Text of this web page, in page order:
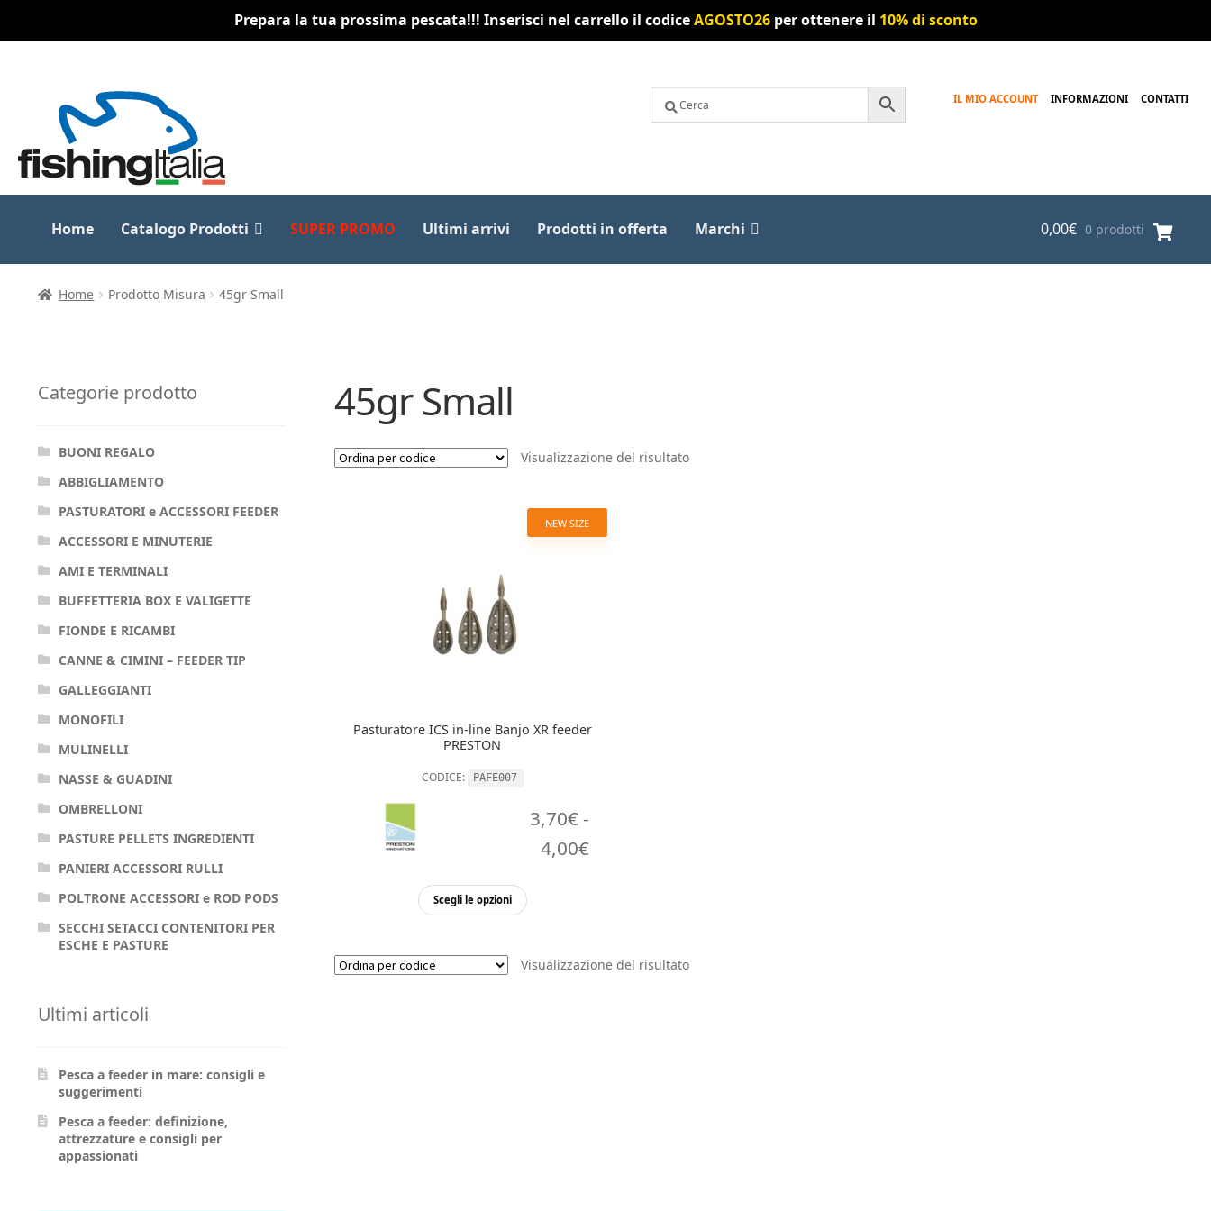
Prepara la tua prossima pescata!!! Inserisci nel carrello il codiceAGOSTO26per ottenere il 10% di sconto
navigazione
contenuto
IL MIO ACCOUNT INFORMAZIONI CONTATTI
Home Catalogo Prodotti SUPER PROMO Ultimi arrivi Prodotti in offerta Marchi 0,00€ 0 prodotti
Home Prodotto Misura 45gr Small
45gr Small
Visualizzazione del risultato
NEW SIZE
Pasturatore ICS in-line Banjo XR feeder
PRESTON
CODICE: PAFE007
3,70€-
4,00€Fascia
3,70€
Scegli le opzioni
Questo
varianti.
Visualizzazione del risultato
Categorie prodotto
BUONI REGALO
ABBIGLIAMENTO
PASTURATORI e ACCESSORI FEEDER
ACCESSORI E MINUTERIE
AMI E TERMINALI
BUFFETTERIA BOX E VALIGETTE
FIONDE E RICAMBI
CANNE & CIMINI – FEEDER TIP
GALLEGGIANTI
MONOFILI
MULINELLI
NASSE & GUADINI
OMBRELLONI
PASTURE PELLETS INGREDIENTI
PANIERI ACCESSORI RULLI
POLTRONE ACCESSORI e ROD PODS
SECCHI SETACCI CONTENITORI PER
ESCHE E PASTURE
Ultimi articoli
Pesca a feeder in mare: consigli e
suggerimenti
Pesca a feeder: definizione,
attrezzature e consigli per
appassionati